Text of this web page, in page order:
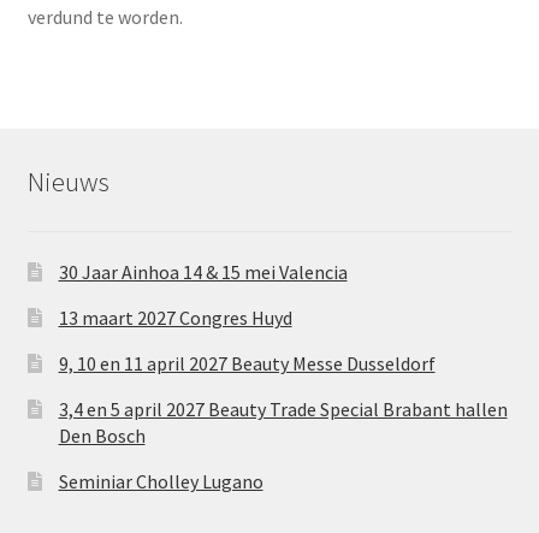
verdund te worden.
Nieuws
30 Jaar Ainhoa 14 & 15 mei Valencia
13 maart 2027 Congres Huyd
9, 10 en 11 april 2027 Beauty Messe Dusseldorf
3,4 en 5 april 2027 Beauty Trade Special Brabant hallen
Den Bosch
Seminiar Cholley Lugano